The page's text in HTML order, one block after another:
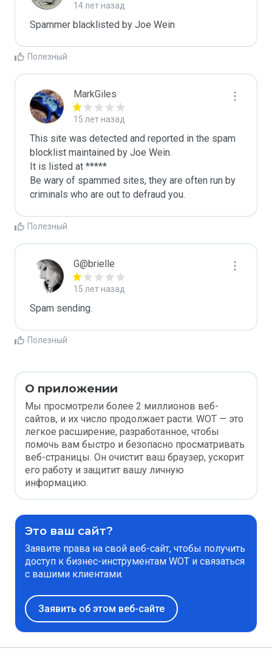
14 лет назад
Spammer blacklisted by Joe Wein
Полезный
MarkGiles
15 лет назад
This site was detected and reported in the spam
blocklist maintained by Joe Wein.
It is listed at *****
Be wary of spammed sites, they are often run by
criminals who are out to defraud you.
Полезный
G@brielle
15 лет назад
Spam sending.
Полезный
О приложении
Мы просмотрели более 2 миллионов веб-
сайтов, и их число продолжает расти. WOT — это
легкое расширение, разработанное, чтобы
помочь вам быстро и безопасно просматривать
веб-страницы. Он очистит ваш браузер, ускорит
его работу и защитит вашу личную
информацию.
Это ваш сайт?
Заявите права на свой веб-сайт, чтобы получить
доступ к бизнес-инструментам WOT и связаться
с вашими клиентами.
Заявить об этом веб-сайте